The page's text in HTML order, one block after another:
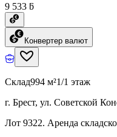
9 533 ƃ
Конвертер валют
Склад994 м²1/1 этаж
г. Брест, ул. Советской
Лот 9322. Аренда